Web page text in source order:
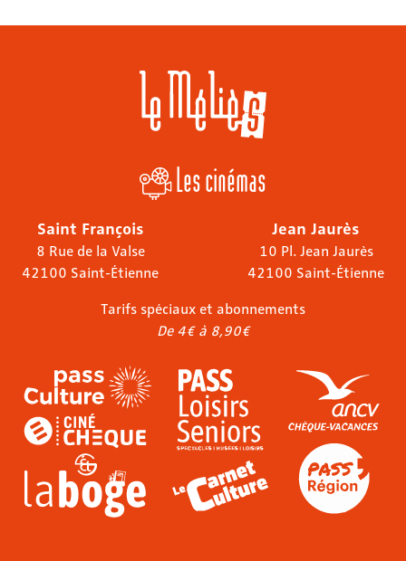
Les cinémas
Saint François
8 Rue de la Valse
42100 Saint-Étienne
Jean Jaurès
10 Pl. Jean Jaurès
42100 Saint-Étienne
Tarifs spéciaux et abonnements
De 4€ à 8,90€